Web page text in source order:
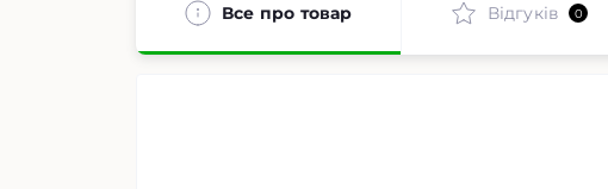
Все про товар Відгуків 0